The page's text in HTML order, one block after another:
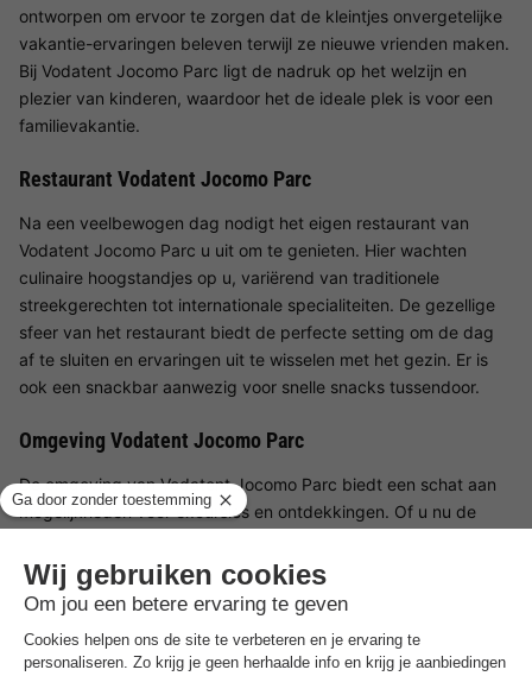
ontworpen om ervoor te zorgen dat de kleintjes onvergetelijke
vakantie-ervaringen beleven terwijl ze nieuwe vrienden maken.
Bij Vodatent Jocomo Parc ligt de nadruk op het welzijn en
plezier van kinderen, waardoor het de ideale plek is voor een
familievakantie.
Restaurant Vodatent Jocomo Parc
Na een veelbewogen dag nodigt het eigen restaurant van
Vodatent Jocomo Parc u uit om te genieten. Hier wachten
culinaire hoogstandjes op u, variërend van traditionele
streekgerechten tot internationale specialiteiten. De gezellige
sfeer van het restaurant biedt de perfecte setting om de dag
af te sluiten en ervaringen uit te wisselen met het gezin. Er is
ook een snackbar aanwezig voor snelle snacks tussendoor.
Omgeving Vodatent Jocomo Parc
De omgeving van Vodatent Jocomo Parc biedt een schat aan
mogelijkheden voor excursies en ontdekkingen. Of u nu de
culturele hoogtepunten in de buurt wilt bezoeken: hier is voor
ieder wat wils. Vooral gezinnen profiteren van de
kindvriendelijke attracties, zoals dierenparken en
avonturenspeeltuinen, die gemakkelijk te bereiken zijn en de